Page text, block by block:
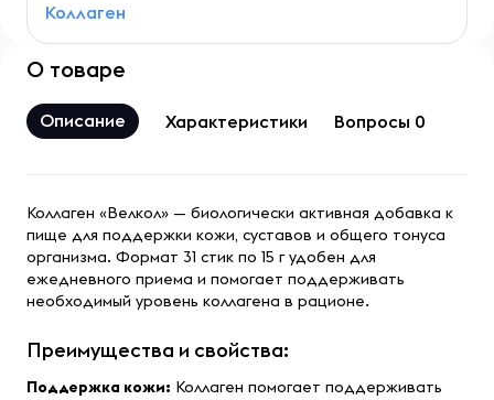
Коллаген
О товаре
Описание Характеристики Вопросы 0
Коллаген «Велкол» — биологически активная добавка к
пище для поддержки кожи, суставов и общего тонуса
организма. Формат 31 стик по 15 г удобен для
ежедневного приема и помогает поддерживать
необходимый уровень коллагена в рационе.
Преимущества и свойства:
Поддержка кожи: Коллаген помогает поддерживать